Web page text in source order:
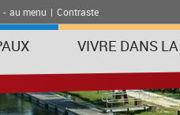
- au menu | Contraste
VIVRE DANS